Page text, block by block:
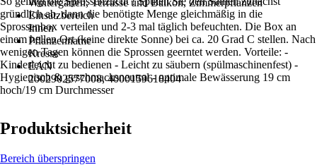
Wintergarten, Terrasse und Balkon, Zimmerpflanzen
Einsatzbereich
Innen
Pflanzenname
Kresse
EAN
2002902577008, 4000159618404
gründlich ab, dann die benötigte Menge gleichmäßig in die
Sprossenbox verteilen und 2-3 mal täglich befeuchten. Die Box an
einem hellen Ort (keine direkte Sonne) bei ca. 20 Grad C stellen. Nach
wenigen Tagen können die Sprossen geerntet werden. Vorteile: -
Kinderleicht zu bedienen - Leicht zu säubern (spülmaschinenfest) -
Hygienisch & geschmacksneutral - optimale Bewässerung 19 cm
hoch/19 cm Durchmesser
Produktsicherheit
Bereich überspringen